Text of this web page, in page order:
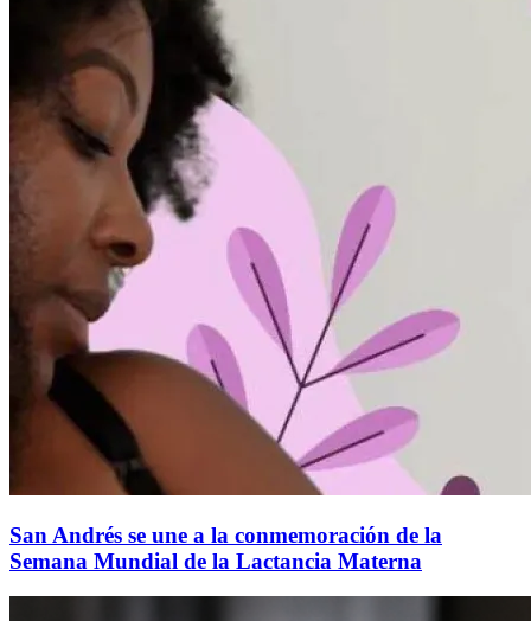
San Andrés se une a la conmemoración de la
Semana Mundial de la Lactancia Materna